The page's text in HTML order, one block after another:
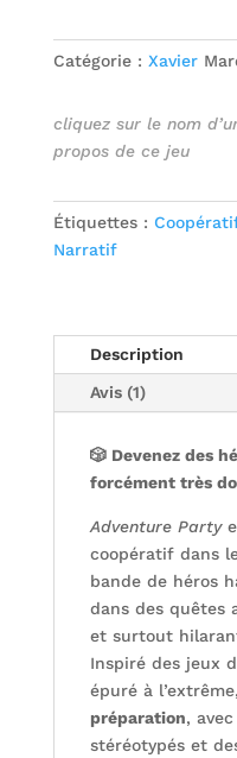
Catégorie : Xavier
cliquez sur le nom
propos de ce jeu
Étiquettes :
Narratif
Description
Avis (1)
🎲 Devenez des
forcément très
Adventure Party
coopératif dans
bande de héros
dans des quêtes
et surtout
Inspiré des jeux
épuré à
préparation,
stéréotypés et